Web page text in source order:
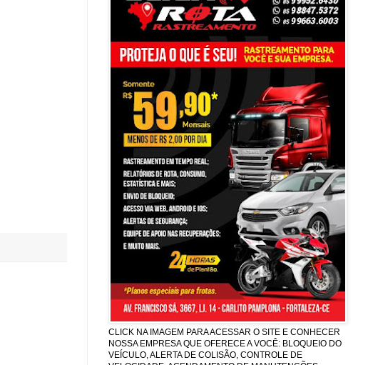
CLICK NA IMAGEM PARA ACESSAR O SITE E CONHECER
NOSSA EMPRESA QUE OFERECE A VOCÊ: BLOQUEIO DO
VEÍCULO, ALERTA DE COLISÃO, CONTROLE DE